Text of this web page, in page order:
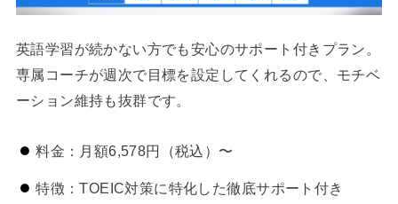
英語学習が続かない方でも安心のサポート付きプラン。
専属コーチが週次で目標を設定してくれるので、モチベ
ーション維持も抜群です。
料金：月額6,578円（税込）〜
特徴：TOEIC対策に特化した徹底サポート付き